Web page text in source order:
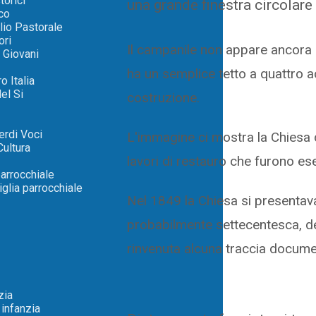
Pastorale
Italia
Si
Voci
parrocchiale
una grande finestra
Il campanile non appare
ha un semplice tetto a quattro
costruzione.
L'immagine ci mostra la
lavori di restauro che furono
Nel 1849 la Chiesa si
probabilmente settecentesca,
rinvenuta alcuna traccia